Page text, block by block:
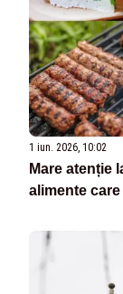
1 iun. 2026, 10:02
Mare atenție
alimente